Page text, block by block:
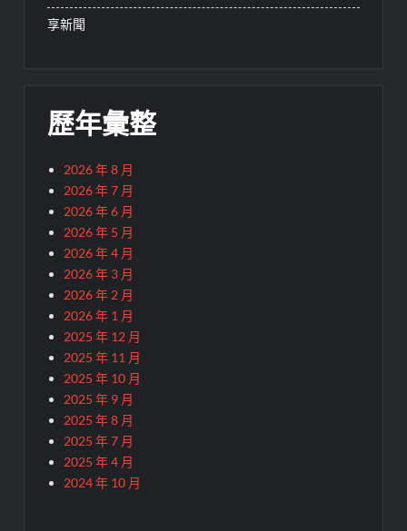
享新聞
歷年彙整
2026 年 8 月
2026 年 7 月
2026 年 6 月
2026 年 5 月
2026 年 4 月
2026 年 3 月
2026 年 2 月
2026 年 1 月
2025 年 12 月
2025 年 11 月
2025 年 10 月
2025 年 9 月
2025 年 8 月
2025 年 7 月
2025 年 4 月
2024 年 10 月